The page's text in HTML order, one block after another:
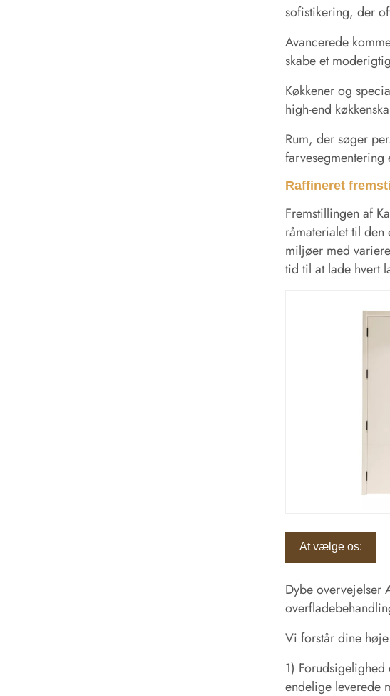
sofistikering, der
Avancerede
skabe et
Køkkener og
high-end
Rum, der søger
Raffineret
Fremstillingen af
råmaterialet til
miljøer med
tid til at lade hvert
At vælge os:
Dybe overvejelser
Vi forstår dine
1)
endelige leverede